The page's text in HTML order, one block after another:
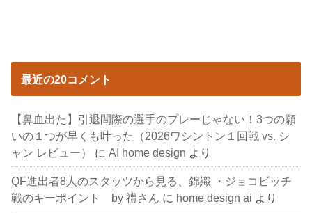
最近の20コメント
【鼻血出た】引退間際の選手のプレーじゃない！3つの願
いの１つが早くも叶った（2026ワシントン１回戦 vs. シ
ャン レビュー）
にAI home design より
QF進出者8人のスタッツから見る、錦織 ・ジョコビッチ
戦のキーポイント by 禮さん に home design ai より